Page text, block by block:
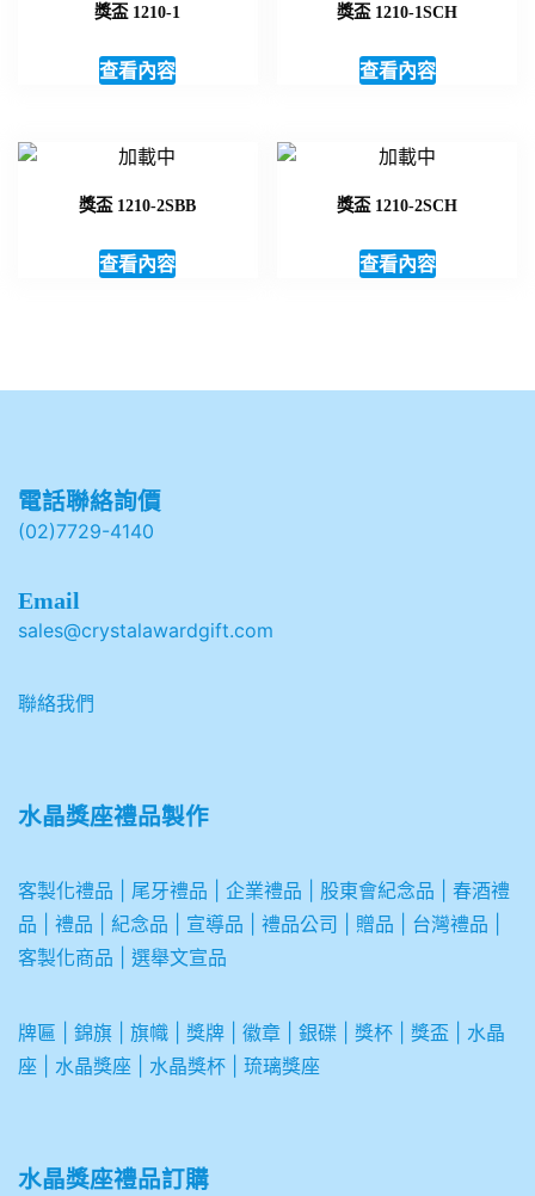
獎盃 1210-1
查看內容
獎盃 1210-1SCH
查看內容
獎盃 1210-2SBB
查看內容
獎盃 1210-2SCH
查看內容
電話聯絡詢價
(02)7729-4140
Email
sales@crystalawardgift.com
聯絡我們
水晶獎座禮品製作
客製化禮品 尾牙禮品 企業禮品 股東會紀念品
春酒禮
品
禮品 紀念品 宣導品 禮品公司 贈品 台灣禮品
客製化商品
選舉文宣品
牌匾 錦旗 旗幟 獎牌 徽章 銀碟 獎杯 獎盃
水晶
座
水晶獎座 水晶獎杯 琉璃獎座
水晶獎座禮品訂購